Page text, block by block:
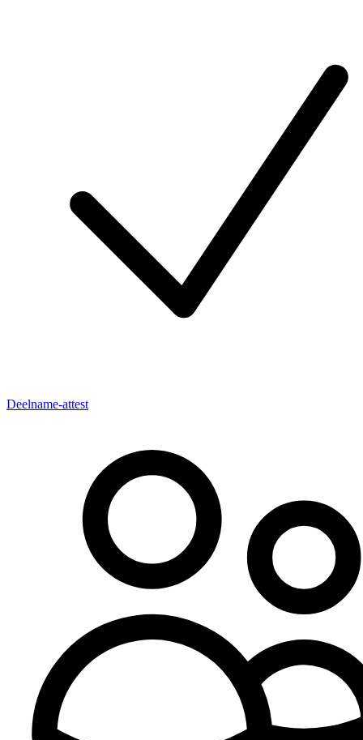
Deelname-attest